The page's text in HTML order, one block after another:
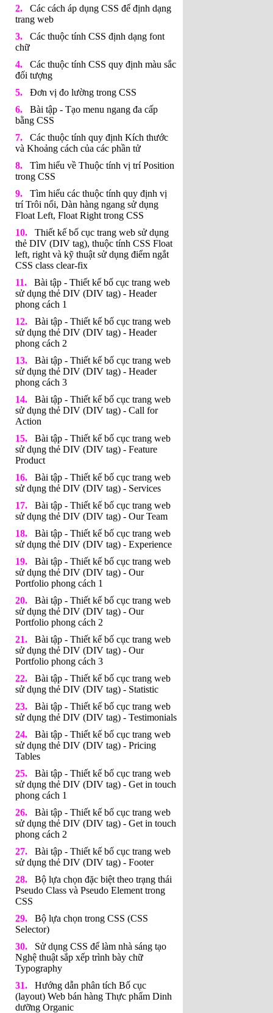
Các cách áp dụng CSS để định dạng
trang web
Các thuộc tính CSS định dạng font
chữ
Các thuộc tính CSS quy định màu sắc
đối tượng
Đơn vị đo lường trong CSS
Bài tập - Tạo menu ngang đa cấp
bằng CSS
Các thuộc tính quy định Kích thước
và Khoảng cách của các phần tử
Tìm hiểu về Thuộc tính vị trí Position
trong CSS
Tìm hiểu các thuộc tính quy định vị
trí Trôi nổi, Dàn hàng ngang sử dụng
Float Left, Float Right trong CSS
Thiết kế bố cục trang web sử dụng
thẻ DIV (DIV tag), thuộc tính CSS Float
left, right và kỹ thuật sử dụng điểm ngắt
CSS class clear-fix
Bài tập - Thiết kế bố cục trang web
sử dụng thẻ DIV (DIV tag) - Header
phong cách 1
Bài tập - Thiết kế bố cục trang web
sử dụng thẻ DIV (DIV tag) - Header
phong cách 2
Bài tập - Thiết kế bố cục trang web
sử dụng thẻ DIV (DIV tag) - Header
phong cách 3
Bài tập - Thiết kế bố cục trang web
sử dụng thẻ DIV (DIV tag) - Call for
Action
Bài tập - Thiết kế bố cục trang web
sử dụng thẻ DIV (DIV tag) - Feature
Product
Bài tập - Thiết kế bố cục trang web
sử dụng thẻ DIV (DIV tag) - Services
Bài tập - Thiết kế bố cục trang web
sử dụng thẻ DIV (DIV tag) - Our Team
Bài tập - Thiết kế bố cục trang web
sử dụng thẻ DIV (DIV tag) - Experience
Bài tập - Thiết kế bố cục trang web
sử dụng thẻ DIV (DIV tag) - Our
Portfolio phong cách 1
Bài tập - Thiết kế bố cục trang web
sử dụng thẻ DIV (DIV tag) - Our
Portfolio phong cách 2
Bài tập - Thiết kế bố cục trang web
sử dụng thẻ DIV (DIV tag) - Our
Portfolio phong cách 3
Bài tập - Thiết kế bố cục trang web
sử dụng thẻ DIV (DIV tag) - Statistic
Bài tập - Thiết kế bố cục trang web
sử dụng thẻ DIV (DIV tag) - Testimonials
Bài tập - Thiết kế bố cục trang web
sử dụng thẻ DIV (DIV tag) - Pricing
Tables
Bài tập - Thiết kế bố cục trang web
sử dụng thẻ DIV (DIV tag) - Get in touch
phong cách 1
Bài tập - Thiết kế bố cục trang web
sử dụng thẻ DIV (DIV tag) - Get in touch
phong cách 2
Bài tập - Thiết kế bố cục trang web
sử dụng thẻ DIV (DIV tag) - Footer
Bộ lựa chọn đặc biệt theo trạng thái
Pseudo Class và Pseudo Element trong
CSS
Bộ lựa chọn trong CSS (CSS
Selector)
Sử dụng CSS để làm nhà sáng tạo
Nghệ thuật sắp xếp trình bày chữ
Typography
Hướng dẫn phân tích Bố cục
(layout) Web bán hàng Thực phẩm Dinh
dưỡng Organic